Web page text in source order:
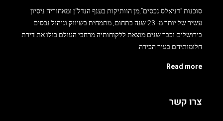
סוכנות “דניאלס נכסים”,מן הוותיקות בענף הנדל”ן ומאחוריה ניסיון
עשיר של יותר מ- 23 שנה בתחום, מתמחית בשיווק וניהול נכסים
בירושלים וכבר שנים מוצאת ללקוחותיה מרחבי העולם כולו את דירת
חלומותיהם בעיר הבירה.
Read more
צרו קשר